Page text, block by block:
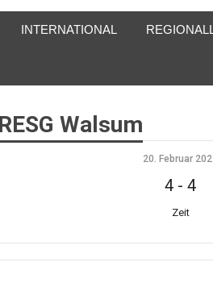
INTERNATIONAL
Walsum
20. Februar
4 -4
Zeit